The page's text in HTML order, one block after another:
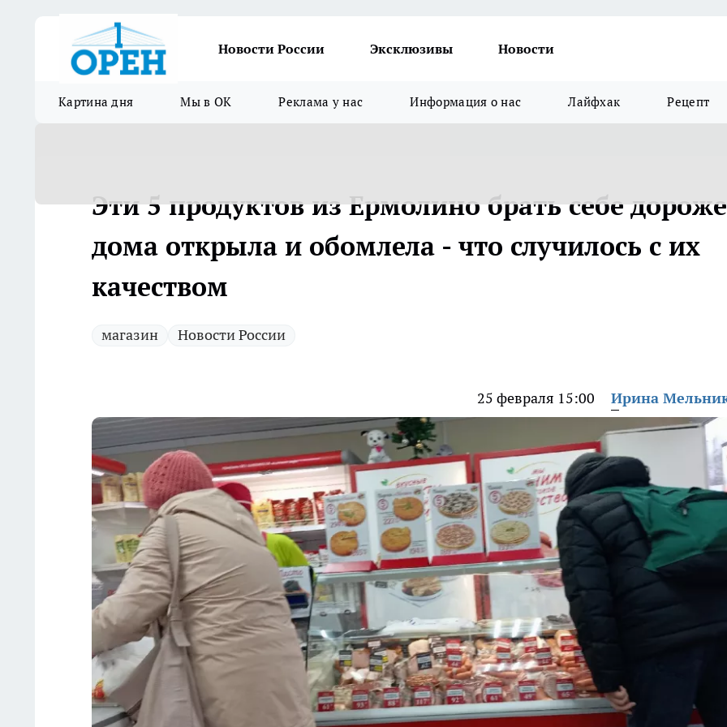
Новости России Эксклюзивы Новости
Картина дня Мы в ОК Реклама у нас Информация о нас Лайфхак Рецепт
Эти 5 продуктов из Ермолино брать себе
дома открыла и обомлела - что случилось с их
качеством
магазин Новости России
25 февраля 15:00 Ирина